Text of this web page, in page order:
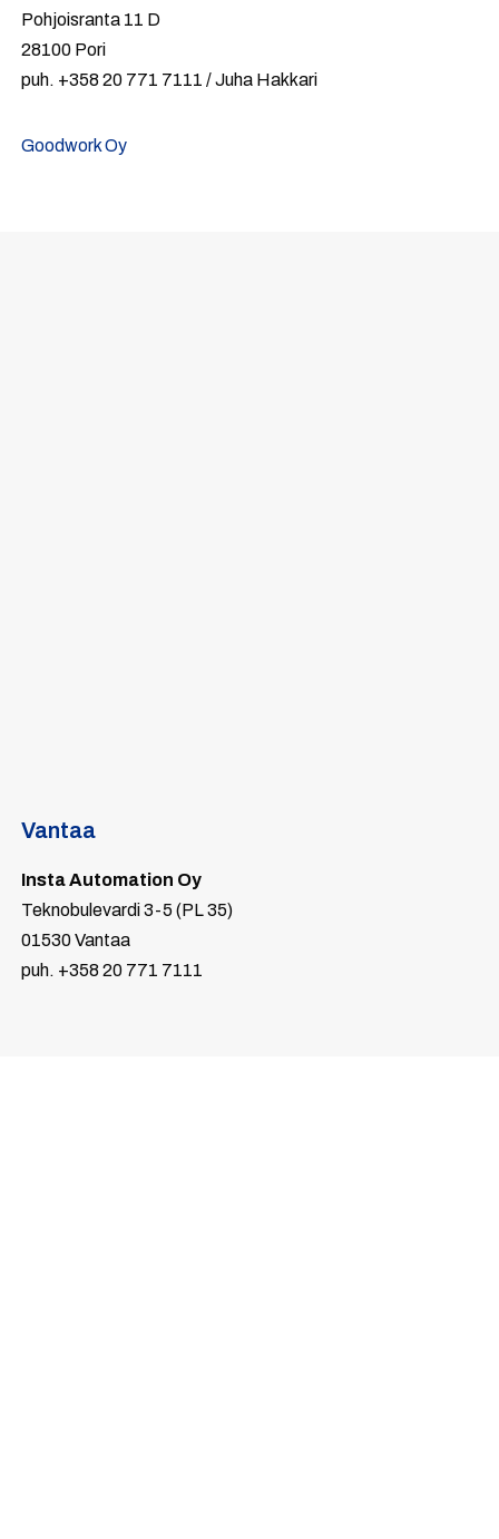
Pohjoisranta 11 D
28100 Pori
puh. +358 20 771 7111 / Juha Hakkari
Goodwork Oy
Vantaa
Insta Automation Oy
Teknobulevardi 3-5 (PL 35)
01530 Vantaa
puh. +358 20 771 7111